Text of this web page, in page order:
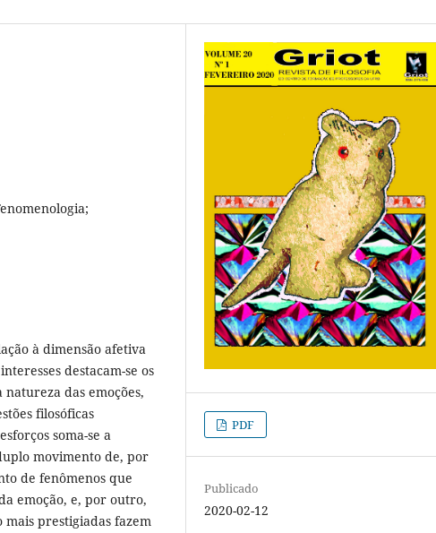
à dimensão afetiva
destacam-se os
das emoções,
filosóficas
soma-se a
movimento de, por
de fenômenos que
emoção, e, por outro,
prestigiadas fazem
PDF
Publicado
2020-02-12